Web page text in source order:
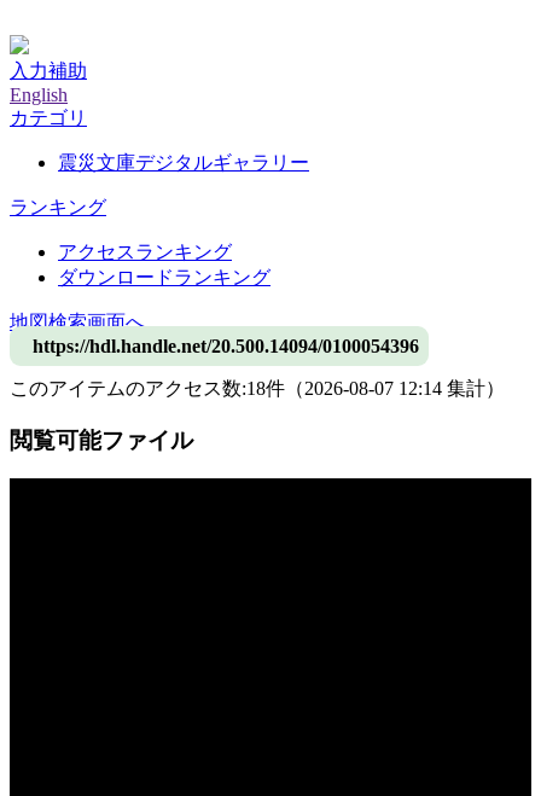
入力補助
English
カテゴリ
震災文庫デジタルギャラリー
ランキング
アクセスランキング
ダウンロードランキング
地図検索画面へ
https://hdl.handle.net/20.500.14094/0100054396
このアイテムのアクセス数:18件 （2026-08-07 12:14 集計）
閲覧可能ファイル